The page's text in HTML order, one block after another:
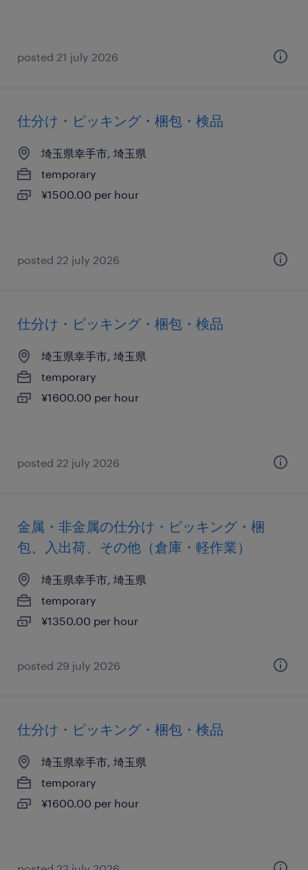
posted 21 july 2026
仕分け・ピッキング・梱包・検品
埼玉県幸手市, 埼玉県
temporary
¥1500.00 per hour
posted 22 july 2026
仕分け・ピッキング・梱包・検品
埼玉県幸手市, 埼玉県
temporary
¥1600.00 per hour
posted 22 july 2026
金属・非金属の仕分け・ピッキング・梱
包、入出荷、その他（倉庫・軽作業）
埼玉県幸手市, 埼玉県
temporary
¥1350.00 per hour
posted 29 july 2026
仕分け・ピッキング・梱包・検品
埼玉県幸手市, 埼玉県
temporary
¥1600.00 per hour